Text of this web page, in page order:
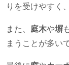
りを受けやすく
また、 庭木や塀
まうことが多い